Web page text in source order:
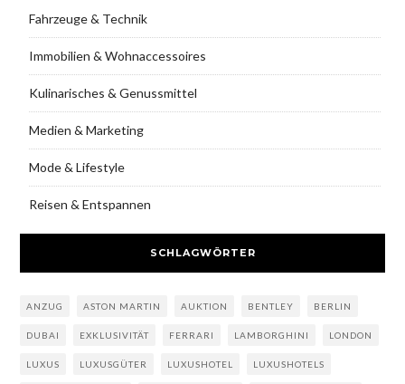
Fahrzeuge & Technik
Immobilien & Wohnaccessoires
Kulinarisches & Genussmittel
Medien & Marketing
Mode & Lifestyle
Reisen & Entspannen
SCHLAGWÖRTER
ANZUG ASTON MARTIN AUKTION BENTLEY BERLIN
DUBAI EXKLUSIVITÄT FERRARI LAMBORGHINI LONDON
LUXUS LUXUSGÜTER LUXUSHOTEL LUXUSHOTELS